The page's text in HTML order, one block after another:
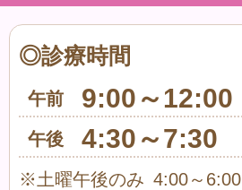
◎診療時間
午前 9:00～12:00
午後 4:30～7:30
※土曜午後のみ 4:00～6:00